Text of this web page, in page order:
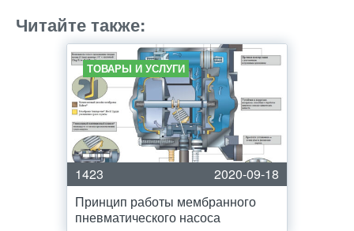
Читайте также:
ТОВАРЫ И УСЛУГИ
1423
2020-09-18
Принцип работы мембранного
пневматического насоса